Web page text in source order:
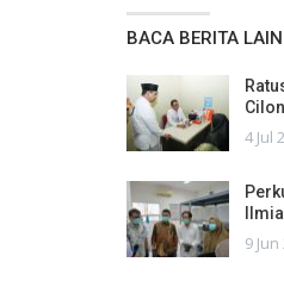
BACA BERITA LAIN
4 Jul
9